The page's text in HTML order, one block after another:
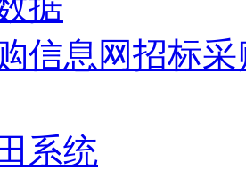
信息网招标
系统